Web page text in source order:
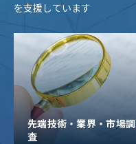
を支援しています
先端技術・業界・市場調
査